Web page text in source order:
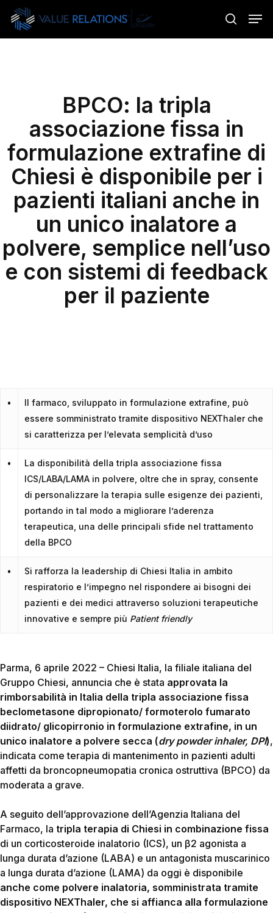
Skip
main
search
BPCO: la tripla
associazione fissa in
formulazione extrafine di
Chiesi è disponibile per i
pazienti italiani anche in
un unico inalatore a
polvere, semplice nell’uso
e con sistemi di feedback
per il paziente
•
Il farmaco, sviluppato in formulazione extrafine, può
essere somministrato tramite dispositivo NEXThaler che
si caratterizza per l’elevata semplicità d’uso
•
La disponibilità della tripla associazione fissa
ICS/LABA/LAMA in polvere, oltre che in spray, consente
di personalizzare la terapia sulle esigenze dei pazienti,
portando in tal modo a migliorare l’aderenza
terapeutica, una delle principali sfide nel trattamento
della BPCO
•
Si rafforza la leadership di Chiesi Italia in ambito
respiratorio e l’impegno nel rispondere ai bisogni dei
pazienti e dei medici attraverso soluzioni terapeutiche
innovative e sempre più Patient friendly
Parma, 6 aprile 2022 – Chiesi Italia, la filiale italiana del
Gruppo Chiesi, annuncia che è stata approvata la
rimborsabilità in Italia della tripla associazione fissa
beclometasone dipropionato/ formoterolo fumarato
diidrato/ glicopirronio in formulazione extrafine, in un
unico inalatore a polvere secca (dry powder inhaler, DPI),
indicata come terapia di mantenimento in pazienti adulti
affetti da broncopneumopatia cronica ostruttiva (BPCO) da
moderata a grave.
A seguito dell’approvazione dell’Agenzia Italiana del
Farmaco, la tripla terapia di Chiesi in combinazione fissa
di un corticosteroide inalatorio (ICS), un β2 agonista a
lunga durata d’azione (LABA) e un antagonista muscarinico
a lunga durata d’azione (LAMA) da oggi è disponibile
anche come polvere inalatoria, somministrata tramite
dispositivo NEXThaler, che si affianca alla formulazione